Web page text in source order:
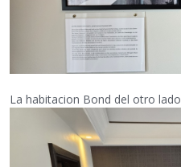
La habitacion Bond del otro lado